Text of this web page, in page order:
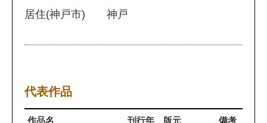
居住(神戸市) 神戸
代表作品
作品名 刊行年 版元 備考